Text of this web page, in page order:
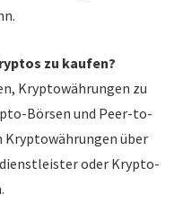
zu kaufen?
Kryptowährungen zu
Börsen und Peer-to-
Kryptowährungen über
oder Krypto-